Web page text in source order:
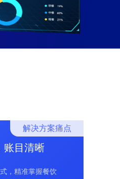
解决方案痛点
账目清晰
，精准掌握餐饮